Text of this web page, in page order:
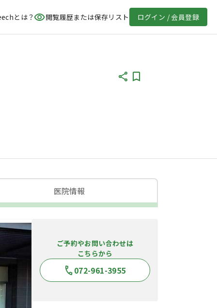
とは？ 閲覧履歴または保存リスト ログイン / 会員登録
医院情報
ご予約やお問い合わせは
こちらから
072-961-3955